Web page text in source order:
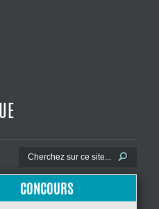
CONCOURS